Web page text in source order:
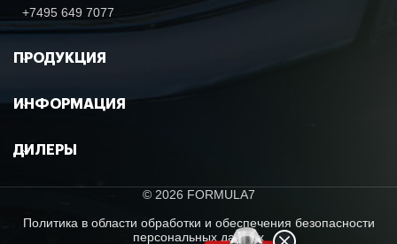
+7495 649 7077
ПРОДУКЦИЯ
ИНФОРМАЦИЯ
ДИЛЕРЫ
© 2026 FORMULA7
Политика в области обработки и обеспечения безопасности
персональных данных